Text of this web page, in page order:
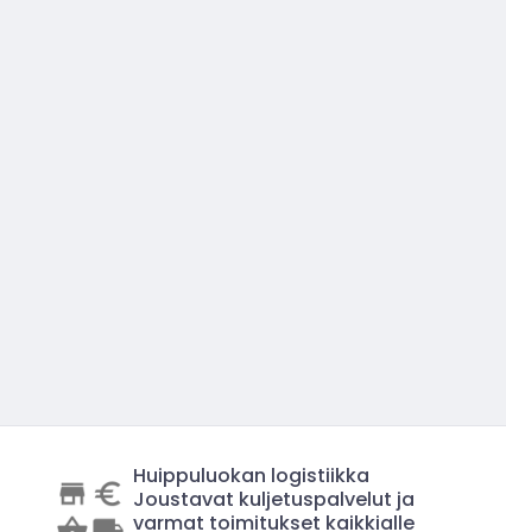
Huippuluokan logistiikka
Joustavat kuljetuspalvelut ja
varmat toimitukset kaikkialle